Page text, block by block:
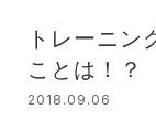
トレーニン
ことは！？
2018.09.06